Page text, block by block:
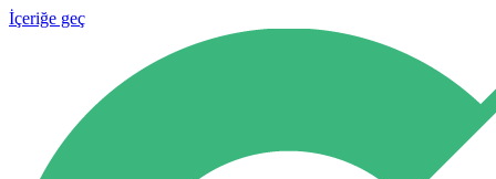
İçeriğe geç